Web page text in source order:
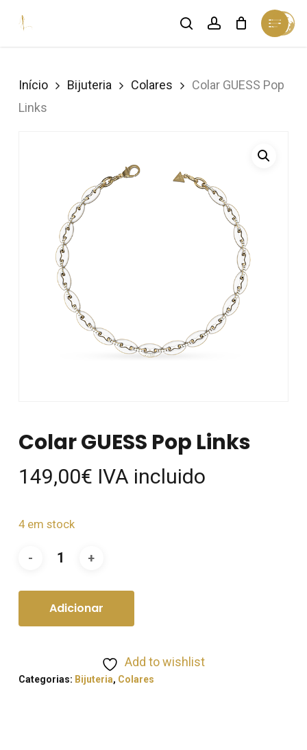
searchaccount
Menu
Close
Cart
Início Bijuteria Colares
Colar GUESS Pop
Links
Colar GUESS Pop Links
149,00€ IVA incluido
4 em stock
Adicionar
Add to wishlist
Categorias: Bijuteria, Colares